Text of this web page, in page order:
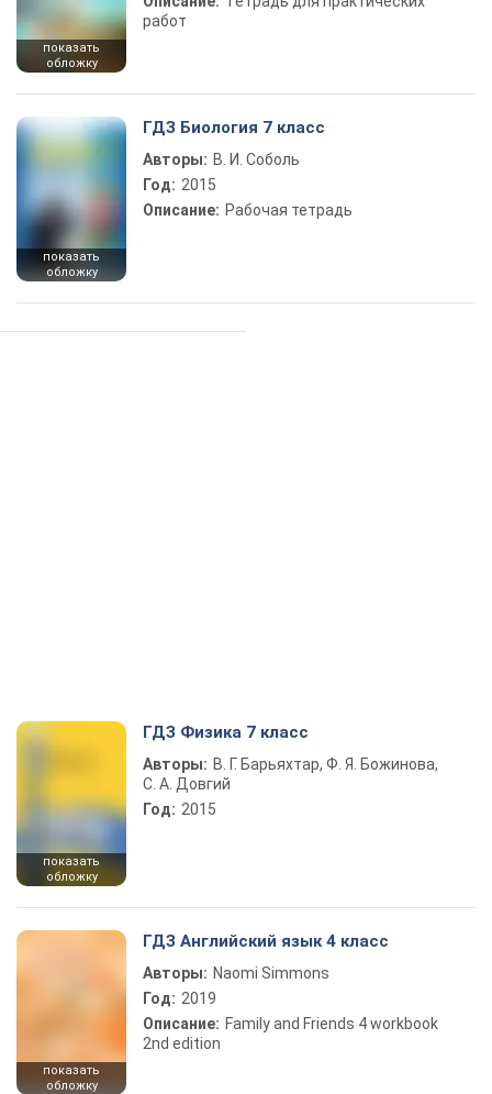
показать
обложку
работ
показать
обложку
ГДЗ Биология 7 класс
Авторы: В. И. Соболь
Год: 2015
Описание: Рабочая тетрадь
показать
обложку
ГДЗ Физика 7 класс
Авторы: В. Г. Барьяхтар, Ф. Я. Божинова,
С. А. Довгий
Год: 2015
показать
обложку
ГДЗ Английский язык 4 класс
Авторы: Naomi Simmons
Год: 2019
Описание: Family and Friends 4 workbook
2nd edition